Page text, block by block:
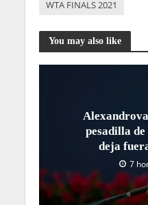
WTA FINALS 2021
You may also like
pesadilla
deja
7